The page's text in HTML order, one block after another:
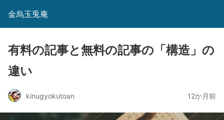
金烏玉兎庵
有料の記事と無料の記事の「構造」の
違い
kinugyokutoan 12か月前